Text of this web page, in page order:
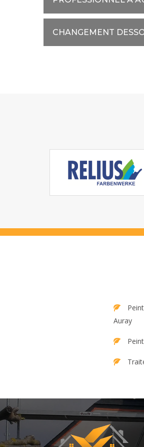
CHANGEMENT
Auray